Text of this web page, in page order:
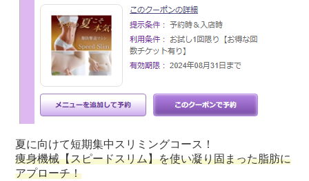
夏に向けて短期集中スリミングコース！
痩身機械【スピードスリム】を使い凝り固まった脂肪に
アプローチ！